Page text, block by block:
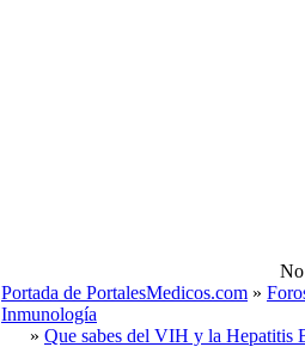
No
Portada de PortalesMedicos.com »
Inmunología
» Que sabes del VIH y la Hepatitis